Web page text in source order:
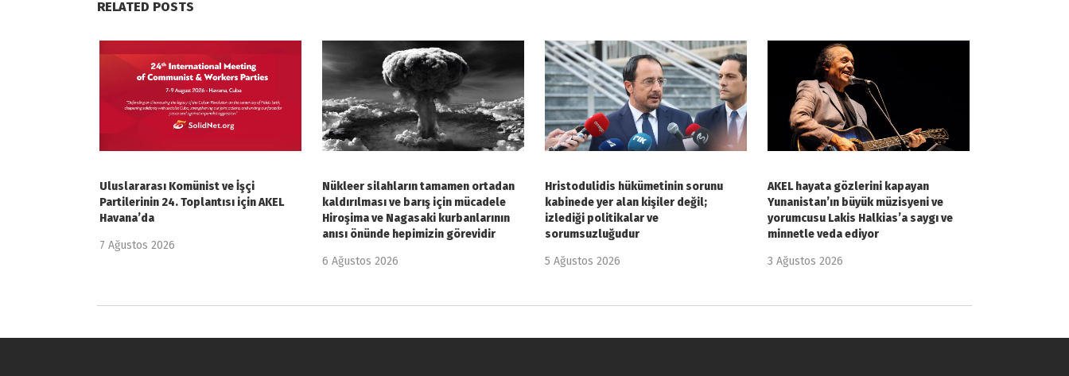
RELATED POSTS
Uluslararası Komünist ve İşçi
Partilerinin 24. Toplantısı için AKEL
Havana’da
7 Ağustos 2026
Nükleer silahların tamamen ortadan
kaldırılması ve barış için mücadele
Hiroşima ve Nagasaki kurbanlarının
anısı önünde hepimizin görevidir
6 Ağustos 2026
Hristodulidis hükümetinin sorunu
kabinede yer alan kişiler değil;
izlediği politikalar ve
sorumsuzluğudur
5 Ağustos 2026
AKEL hayata gözlerini kapayan
Yunanistan’ın büyük müzisyeni ve
yorumcusu Lakis Halkias’a saygı ve
minnetle veda ediyor
3 Ağustos 2026